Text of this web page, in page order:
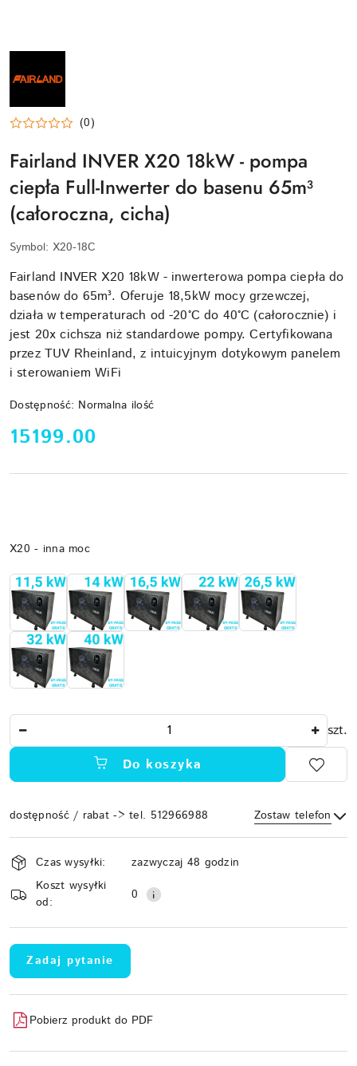
NAZWA
FAIRLAND
(0)
Fairland INVER X20 18kW - pompa
ciepła Full-Inwerter do basenu 65m³
(całoroczna, cicha)
Symbol: X20-18C
Fairland INVER X20 18kW - inwerterowa pompa ciepła do
basenów do 65m³. Oferuje 18,5kW mocy grzewczej,
działa w temperaturach od -20°C do 40°C (całorocznie) i
jest 20x cichsza niż standardowe pompy. Certyfikowana
przez TUV Rheinland, z intuicyjnym dotykowym panelem
i sterowaniem WiFi
Dostępność: Normalna ilość
cena:
15199.00
Wariant
X20 - inna moc
szt.
Do koszyka
dostępność / rabat -> tel. 512966988 Zostaw telefon
Wyślij
Dostępność
i
dostawa
Czas wysyłki:
zazwyczaj 48 godzin
Koszt wysyłki
od:
0
Zadaj pytanie
Pobierz produkt do PDF